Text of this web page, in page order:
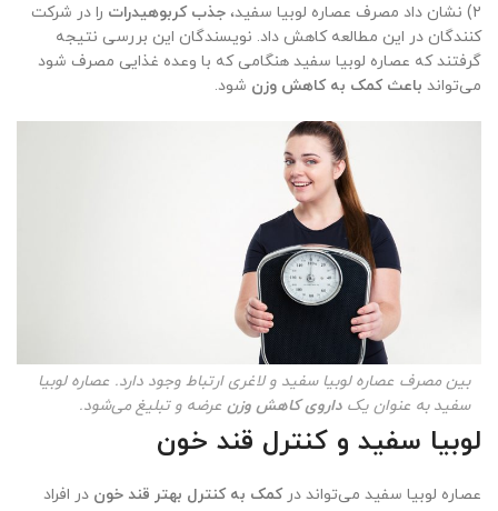
۲) نشان داد مصرف عصاره لوبیا سفید،
جذب کربوهیدرات را در شرکت
کنندگان در این مطالعه کاهش داد. نویسندگان این بررسی نتیجه
گرفتند که عصاره لوبیا سفید هنگامی که با وعده غذایی مصرف شود
می‌تواند باعث کمک به کاهش وزن شود.
بین مصرف عصاره لوبیا سفید و لاغری ارتباط وجود دارد. عصاره لوبیا
سفید به عنوان یک داروی کاهش وزن عرضه و تبلیغ می‌شود.
لوبیا سفید و کنترل قند خون
عصاره لوبیا سفید می‌تواند درکمک به کنترل بهتر قند خون در افراد